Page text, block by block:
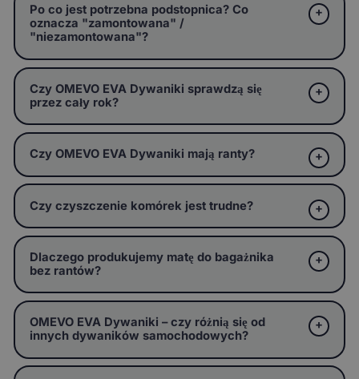
Po co jest potrzebna podstopnica? Co
oznacza "zamontowana" /
"niezamontowana"?
Czy OMEVO EVA Dywaniki sprawdzą się
przez cały rok?
Czy OMEVO EVA Dywaniki mają ranty?
Czy czyszczenie komórek jest trudne?
Dlaczego produkujemy matę do bagażnika
bez rantów?
OMEVO EVA Dywaniki – czy różnią się od
innych dywaników samochodowych?